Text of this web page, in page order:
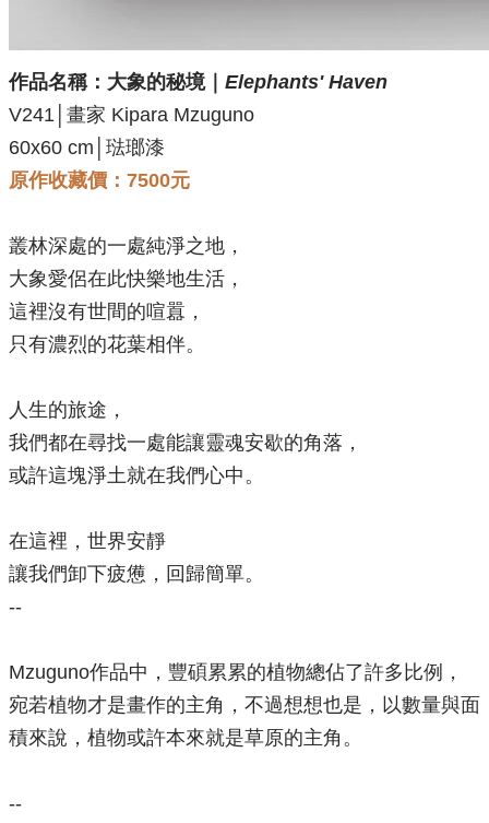
作品名稱： 大象的秘境｜ Elephants' Haven
V241│畫家 Kipara Mzuguno
60x60 cm│琺瑯漆
原作收藏價：7500元
叢林深處的一處純淨之地，
大象愛侶在此快樂地生活，
這裡沒有世間的喧囂，
只有濃烈的花葉相伴。
人生的旅途，
我們都在尋找一處能讓靈魂安歇的角落，
或許這塊淨土就在我們心中。
在這裡，世界安靜
讓我們卸下疲憊，回歸簡單。
--
Mzuguno作品中，豐碩累累的植物總佔了許多比例，
宛若植物才是畫作的主角，不過想想也是，以數量與面
積來說，植物或許本來就是草原的主角。
--